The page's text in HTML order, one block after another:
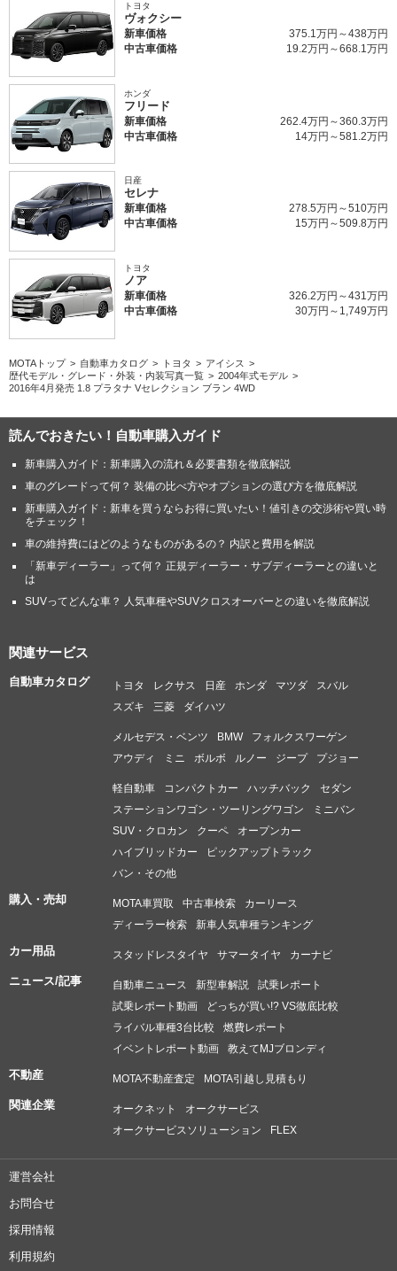
トヨタ
ヴォクシー
新車価格
375.1万円～438万円
中古車価格
19.2万円～668.1万円
ホンダ
フリード
新車価格
262.4万円～360.3万円
中古車価格
14万円～581.2万円
日産
セレナ
新車価格
278.5万円～510万円
中古車価格
15万円～509.8万円
トヨタ
ノア
新車価格
326.2万円～431万円
中古車価格
30万円～1,749万円
MOTAトップ 自動車カタログ トヨタ
アイシス
歴代モデル・グレード・外装・内装写真一覧
2004年式モデル
2016年4月発売 1.8 プラタナ Vセレクション ブラン 4WD
読んでおきたい！自動車購入ガイド
新車購入ガイド：新車購入の流れ＆必要書類を徹底解説
車のグレードって何？ 装備の比べ方やオプションの選び方を徹底解説
新車購入ガイド：新車を買うならお得に買いたい！値引きの交渉術や買い時
をチェック！
車の維持費にはどのようなものがあるの？ 内訳と費用を解説
「新車ディーラー」って何？ 正規ディーラー・サブディーラーとの違いと
は
SUVってどんな車？ 人気車種やSUVクロスオーバーとの違いを徹底解説
関連サービス
自動車カタログ トヨタ レクサス 日産 ホンダ マツダ
スバル
スズキ
三菱 ダイハツ
メルセデス・ベンツ BMW
フォルクスワーゲン
アウディ
ミニ ボルボ ルノー ジープ プジョー
軽自動車 コンパクトカー ハッチバック
セダン
ステーションワゴン・ツーリングワゴン
ミニバン
SUV・クロカン
クーペ
オープンカー
ハイブリッドカー
ピックアップトラック
バン・その他
購入・売却 MOTA車買取 中古車検索
カーリース
ディーラー検索
新車人気車種ランキング
カー用品 スタッドレスタイヤ サマータイヤ カーナビ
ニュース/記事 自動車ニュース 新型車解説
試乗レポート
試乗レポート動画
どっちが買い!? VS徹底比較
ライバル車種3台比較
燃費レポート
イベントレポート動画
教えてMJブロンディ
不動産 MOTA不動産査定 MOTA引越し見積もり
関連企業 オークネット
オークサービス
オークサービスソリューション
FLEX
運営会社
お問合せ
採用情報
利用規約